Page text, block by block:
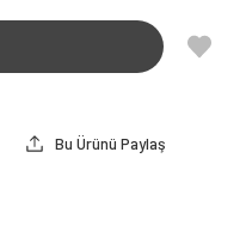
Bu Ürünü Paylaş